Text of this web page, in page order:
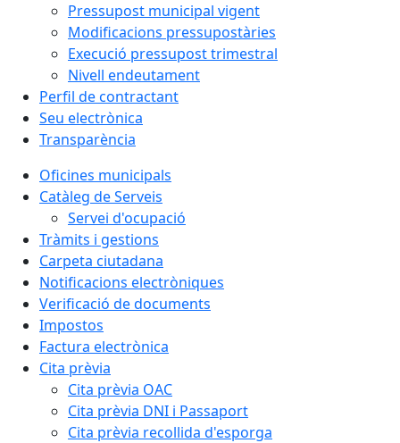
Pressupost municipal vigent
Modificacions pressupostàries
Execució pressupost trimestral
Nivell endeutament
Perfil de contractant
Seu electrònica
Transparència
Oficines municipals
Catàleg de Serveis
Servei d'ocupació
Tràmits i gestions
Carpeta ciutadana
Notificacions electròniques
Verificació de documents
Impostos
Factura electrònica
Cita prèvia
Cita prèvia OAC
Cita prèvia DNI i Passaport
Cita prèvia recollida d'esporga